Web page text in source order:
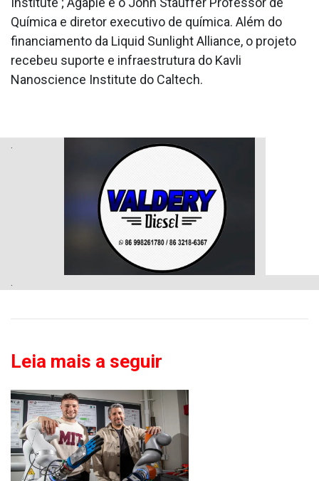
Química e diretor executivo de química. Além do
financiamento da Liquid Sunlight Alliance, o projeto
recebeu suporte e infraestrutura do Kavli
Nanoscience Institute do Caltech.
Leia mais a seguir